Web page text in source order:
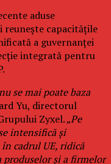
aduse
reunește capacitățile
a guvernanței
integrată pentru
se mai poate baza
Yu, directorul
Zyxel. „Pe
intensifică și
cadrul UE, ridică
și a firmelor